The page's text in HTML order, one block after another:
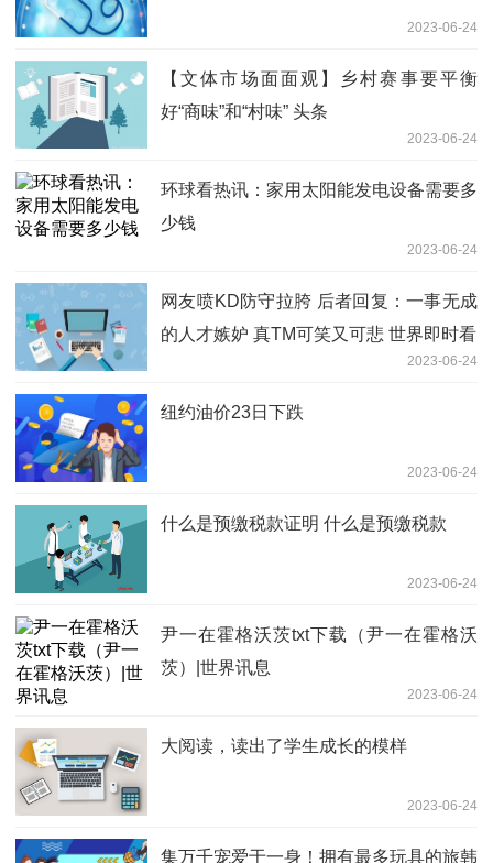
2023-06-24
【文体市场面面观】乡村赛事要平衡
好“商味”和“村味” 头条
2023-06-24
环球看热讯：家用太阳能发电设备需要多
少钱
2023-06-24
网友喷KD防守拉胯 后者回复：一事无成
的人才嫉妒 真TM可笑又可悲 世界即时看
2023-06-24
纽约油价23日下跌
2023-06-24
什么是预缴税款证明 什么是预缴税款
2023-06-24
尹一在霍格沃茨txt下载（尹一在霍格沃
茨）|世界讯息
2023-06-24
大阅读，读出了学生成长的模样
2023-06-24
集万千宠爱于一身！拥有最多玩具的旅韩